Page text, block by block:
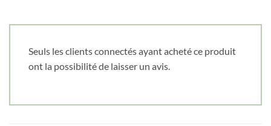
Seuls les clients connectés ayant acheté ce produit
ont la possibilité de laisser un avis.